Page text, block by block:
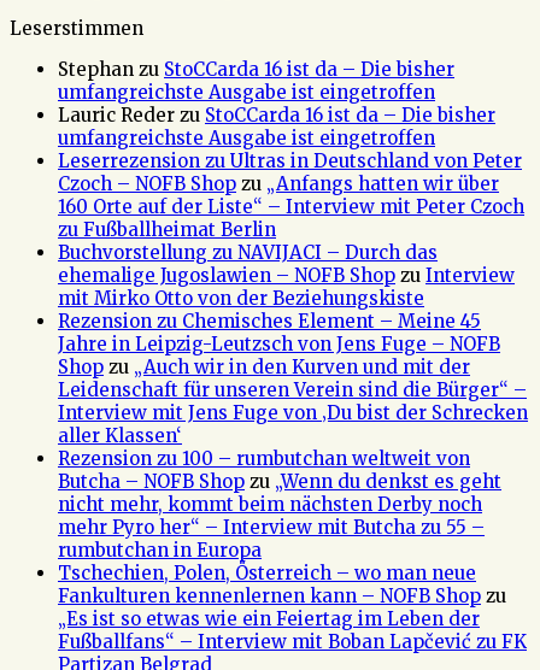
Leserstimmen
Stephan zu StoCCarda 16 ist da – Die bisher
umfangreichste Ausgabe ist eingetroffen
Lauric Reder zu StoCCarda 16 ist da – Die bisher
umfangreichste Ausgabe ist eingetroffen
Leserrezension zu Ultras in Deutschland von Peter
Czoch – NOFB Shop zu „Anfangs hatten wir über
160 Orte auf der Liste“ – Interview mit Peter Czoch
zu Fußballheimat Berlin
Buchvorstellung zu NAVIJACI – Durch das
ehemalige Jugoslawien – NOFB Shop zu Interview
mit Mirko Otto von der Beziehungskiste
Rezension zu Chemisches Element – Meine 45
Jahre in Leipzig-Leutzsch von Jens Fuge – NOFB
Shop zu „Auch wir in den Kurven und mit der
Leidenschaft für unseren Verein sind die Bürger“ –
Interview mit Jens Fuge von ‚Du bist der Schrecken
aller Klassen‘
Rezension zu 100 – rumbutchan weltweit von
Butcha – NOFB Shop zu „Wenn du denkst es geht
nicht mehr, kommt beim nächsten Derby noch
mehr Pyro her“ – Interview mit Butcha zu 55 –
rumbutchan in Europa
Tschechien, Polen, Österreich – wo man neue
Fankulturen kennenlernen kann – NOFB Shop zu
„Es ist so etwas wie ein Feiertag im Leben der
Fußballfans“ – Interview mit Boban Lapčević zu FK
Partizan Belgrad